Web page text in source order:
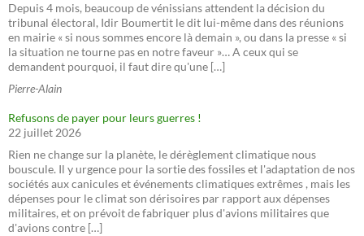
Depuis 4 mois, beaucoup de vénissians attendent la décision du
tribunal électoral, Idir Boumertit le dit lui-même dans des réunions
en mairie « si nous sommes encore là demain », ou dans la presse « si
la situation ne tourne pas en notre faveur »… A ceux qui se
demandent pourquoi, il faut dire qu'une […]
Pierre-Alain
Refusons de payer pour leurs guerres !
22 juillet 2026
Rien ne change sur la planète, le dérèglement climatique nous
bouscule. Il y urgence pour la sortie des fossiles et l'adaptation de nos
sociétés aux canicules et événements climatiques extrêmes , mais les
dépenses pour le climat son dérisoires par rapport aux dépenses
militaires, et on prévoit de fabriquer plus d'avions militaires que
d'avions contre […]